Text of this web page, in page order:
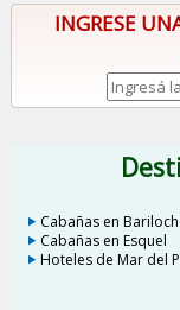
INGRESE
Cabañas en
Cabañas en Esquel
Hoteles de Mar del